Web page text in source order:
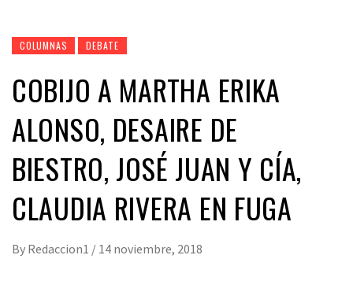
COLUMNAS DEBATE
COBIJO A MARTHA ERIKA
ALONSO, DESAIRE DE
BIESTRO, JOSÉ JUAN Y CÍA,
CLAUDIA RIVERA EN FUGA
By Redaccion1 / 14 noviembre, 2018